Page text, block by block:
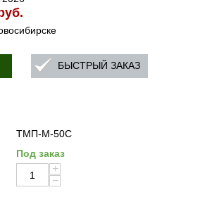
БЫСТРЫЙ ЗАКАЗ
ТМП-М-50С
Под заказ
+
−